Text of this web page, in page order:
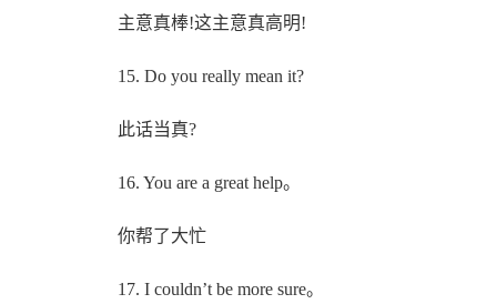
主意真棒!这主意真高明!
15. Do you really mean it?
此话当真?
16. You are a great help。
你帮了大忙
17. I couldn’t be more sure。